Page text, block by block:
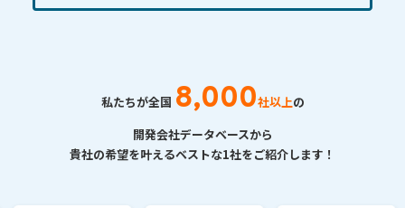
私たちが全国 8,000社以上の
開発会社データベースから
貴社の希望を叶えるベストな1社をご紹介します！